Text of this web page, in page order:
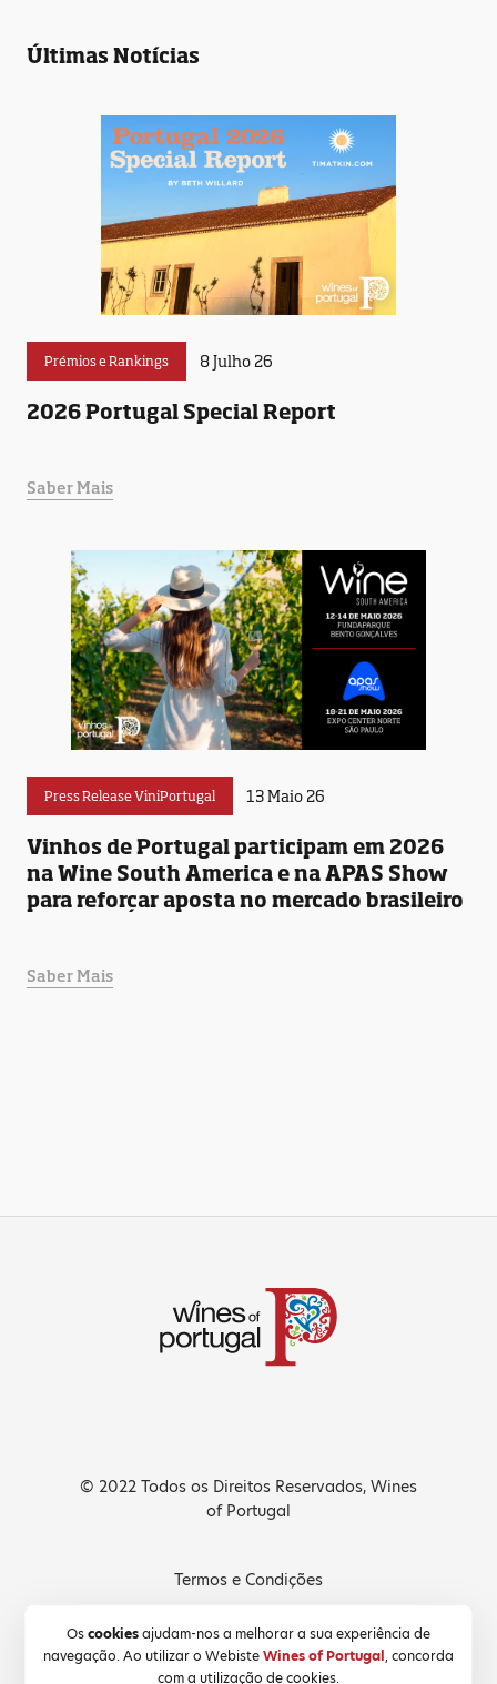
Últimas Notícias
Prémios e Rankings 8 Julho 26
2026 Portugal Special Report
Saber Mais
Press Release ViniPortugal 13 Maio 26
Vinhos de Portugal participam em 2026
na Wine South America e na APAS Show
para reforçar aposta no mercado brasileiro
Saber Mais
Oscookiesajudam-nos a melhorar a sua experiência de
navegação. Ao utilizar o WebisteWines of Portugal, concorda
com a utilização de cookies.
© 2022 Todos os Direitos Reservados, Wines
of Portugal
Termos e Condições
Política de Cookies